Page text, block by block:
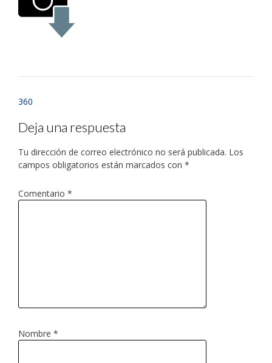
360
Deja una respuesta
Tu dirección de correo electrónico no será publicada. Los
campos obligatorios están marcados con *
Comentario *
Nombre *